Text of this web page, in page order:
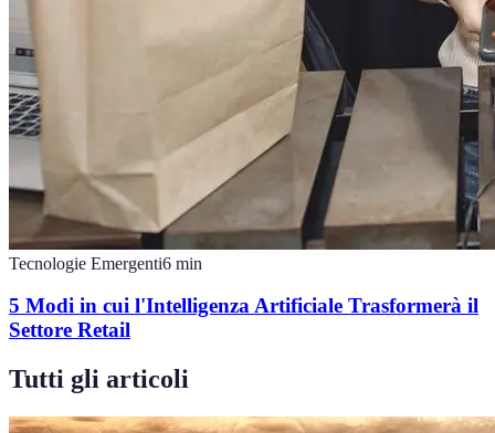
Tecnologie Emergenti6 min
5 Modi in cui l'Intelligenza Artificiale Trasformerà il
Settore Retail
Tutti gli articoli